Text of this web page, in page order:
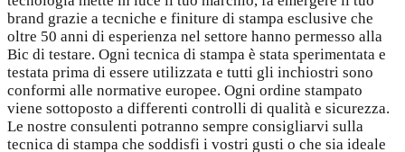
brand grazie a tecniche e finiture di stampa esclusive che
oltre 50 anni di esperienza nel settore hanno permesso alla
Bic di testare. Ogni tecnica di stampa è stata sperimentata e
testata prima di essere utilizzata e tutti gli inchiostri sono
conformi alle normative europee. Ogni ordine stampato
viene sottoposto a differenti controlli di qualità e sicurezza.
Le nostre consulenti potranno sempre consigliarvi sulla
tecnica di stampa che soddisfi i vostri gusti o che sia ideale